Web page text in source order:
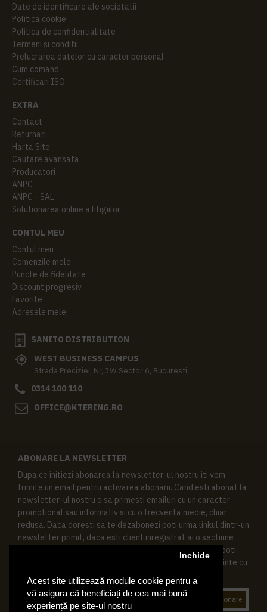
Acest site utilizează module cookie pentru a
vă asigura că beneficiați de cea mai bună
experiență pe site-ul nostru
Inchide
Date de identificare ale societatii
Politica cookie
Politica de confidentialitate
Termeni si conditii
Prelucrarea datelor cu caracter personal
Cum comand
Certificari ISO
EXTRA
Contact
Returnari
Harta Site
Cautare avansata
Producatori
ANPC
ANPC - SAL
Solutionarea online a litigiilor
CONTUL MEU
Contul meu
Comenzile mele
Puncte de fidelitate
Discount progresiv
Favorite
Adresele mele
SANITO DISTRIBUTION
WEST BUSINESS CAMPUS
Strada Preciziei, Nr, 3W Sector 6, Bucuresti
0314 100 110
OFFICE@KTERING.RO
ABONARE LA NEWSLETTER
Dupa ce initiezi abonarea la newsletter-ul nostru iti vom
trimite un email pentru activarea abonarii. Cand esti abonat la
newsletter-ul nostru o sa primesti emailuri cu un caracter
promotional sau informativ si cu o frecventa medie, chiar
redusa. Daca doresti sa te dezabonezi poti urma linkul dintr-un
newsletter primit, daca esti client inregistrat ai o sectiune
speciala in contul tau in acest scop, si de asemenea ne poti
contacta oricand pe email pentru orice intrebari sau cerinte cu
Abonare